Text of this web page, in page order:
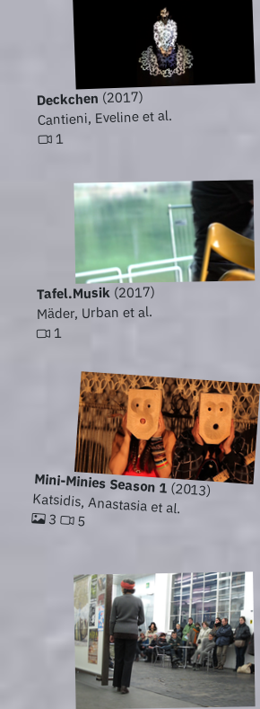
Deckchen (2017)
Cantieni, Eveline et al.
1
Tafel.Musik(2017)
Mäder, Urban et al.
1
Mini-Minies Season 1(2013)
Katsidis, Anastasia et al.
3 5